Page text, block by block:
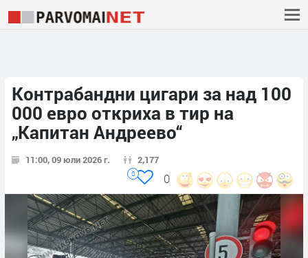
Контрабандни цигари за над 100
000 евро откриха в тир на
„Капитан Андреево“
11:00, 09 юли 2026 г. 2,177
0
0